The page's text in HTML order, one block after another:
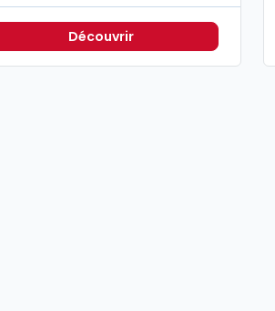
Découvrir